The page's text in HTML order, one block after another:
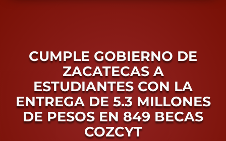
Transparencia
MOBI
Conoce Zacatecas
Proceso Electoral Poder Judicial
CUMPLE GOBIERNO DE
ZACATECAS A
ESTUDIANTES CON LA
ENTREGA DE 5.3 MILLONES
DE PESOS EN 849 BECAS
COZCYT